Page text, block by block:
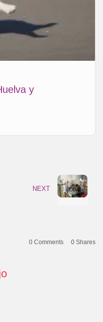
y
NEXT
0 Comments 0 Shares